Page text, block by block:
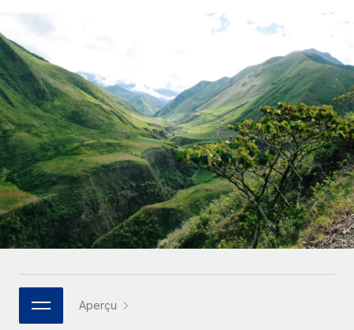
Intégrez et gérez vos freelances partout dans le monde
PEO
Sous-traitez les opérations complexes liées à l’emploi
INFRASTRUCTURE
Intégration Remote
Intégrez vos RH aux flux de travail en toute simplicité
Plateforme
Des fonctions RH clés intégrées pour votre équipe
Connectez n'importe quel outil d’IA à Remote grâce à
notre MCP
Examinez notre service par rapport aux autres
CROISSANCE
Start-ups
Des solutions agiles et internationales pour les RH et la
paie des entreprises en pleine croissance
Entreprises intermédiaires
Développez vos équipes avec des solutions RH sur
mesure
Entreprise
Les RH à l’international pour les grandes entreprises
Calculez le coût total des employés dans n’importe quel
Calculateur de paiement des freelances
Découvrez les devises disponibles et les vitesses de
paiement pour vos freelances internationaux
APPRENDRE AVEC REMOTE
Recherche et guides
Études de cas
Checklists et modèles
Descriptions de postes
Nederlands
Français
Deutsch
Español
Italiano
Português (Portugal)
日本語
한국어
Aperçu